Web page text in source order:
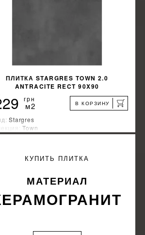
ПЛИТКА STARGRES TOWN 2.0
ANTRACITE RECT 90X90
грн
м2 В КОРЗИНУ
Stargres
Town
производитель:Польша
КУПИТЬ ПЛИТКА
МАТЕРИАЛ